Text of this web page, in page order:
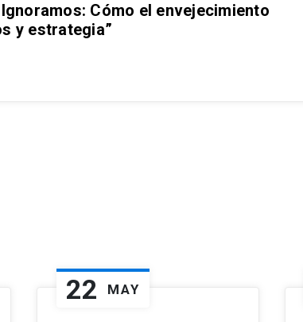
Cómo el envejecimiento
y estrategia”
22 MAY